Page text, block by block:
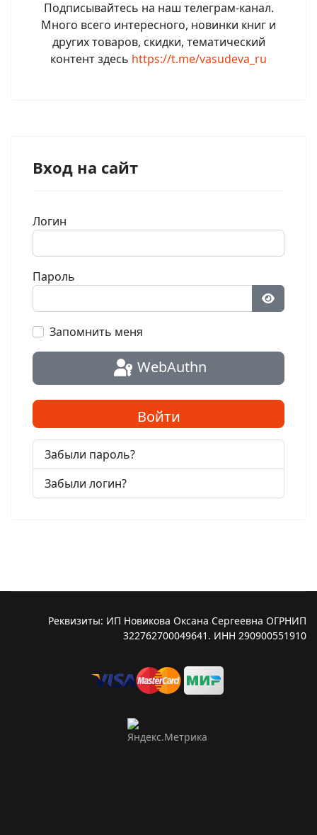
Подписывайтесь на наш телеграм-канал.
Много всего интересного, новинки книг и
других товаров, скидки, тематический
контент здесь https://t.me/vasudeva_ru
Вход на сайт
Логин
Пароль
Запомнить меня
WebAuthn
Войти
Забыли пароль?
Забыли логин?
Реквизиты: ИП Новикова Оксана Сергеевна ОГРНИП
322762700049641. ИНН 290900551910